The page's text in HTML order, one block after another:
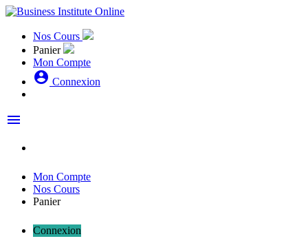
Nos Cours
Panier
Mon Compte
account_circle Connexion
menu
Mon Compte
Nos Cours
Panier
Connexion